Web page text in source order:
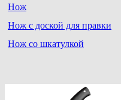
Нож
Нож с доской для правки
Нож со шкатулкой